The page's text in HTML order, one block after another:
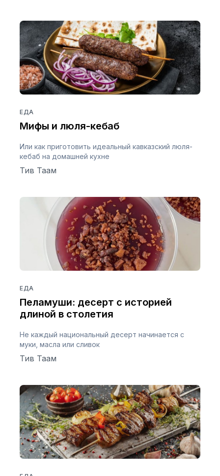
ЕДА
Мифы и люля-кебаб
Или как приготовить идеальный кавказский люля-
кебаб на домашней кухне
Тив Таам
ЕДА
Пеламуши: десерт с историей
длиной в столетия
Не каждый национальный десерт начинается с
муки, масла или сливок
Тив Таам